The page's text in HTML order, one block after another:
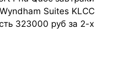
Suites KLCC
323000 руб за 2-х